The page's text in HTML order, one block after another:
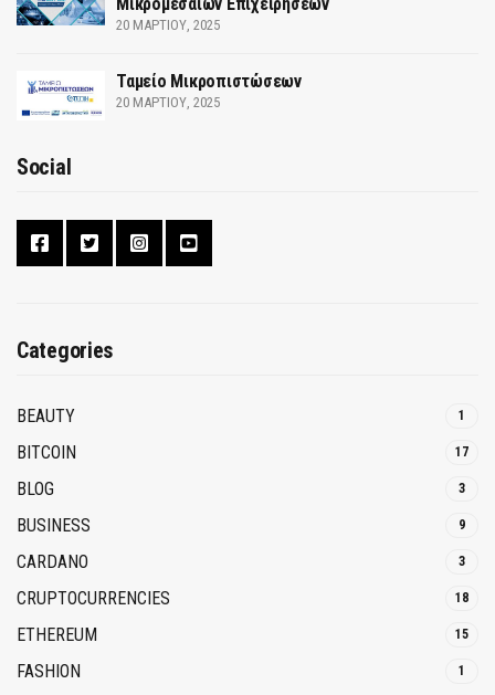
20 ΜΑΡΤΊΟΥ, 2025
Ταμείο Μικροπιστώσεων
20 ΜΑΡΤΊΟΥ, 2025
Social
Categories
BEAUTY 1
BITCOIN 17
BLOG 3
BUSINESS 9
CARDANO 3
CRUPTOCURRENCIES 18
ETHEREUM 15
FASHION 1